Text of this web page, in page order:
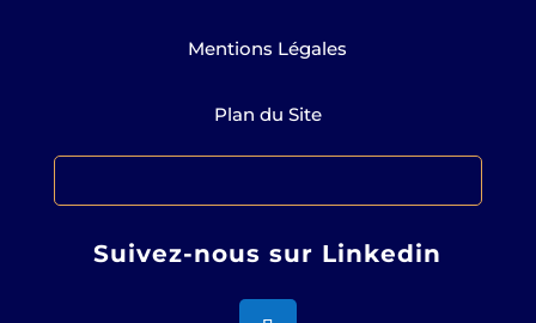
Mentions Légales
Plan du Site
Suivez-nous sur Linkedin